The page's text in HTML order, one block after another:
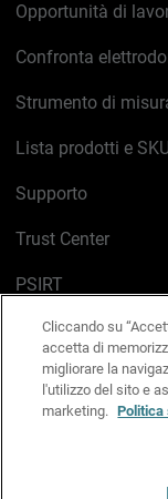
Opportunità di
Confronta
Strumento di
Lista prodotti e
Supporto
Trust Center
PSIRT
Politica sui cookie
Informativa sulla
Kit Media & Brand
Cliccando su
accetta di
migliorare la
l'utilizzo del sito e
marketing. Politica